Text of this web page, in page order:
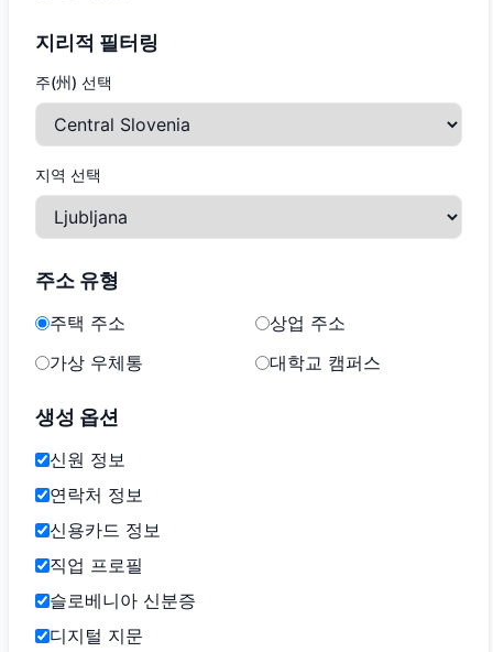
지리적 필터링
주(州) 선택
지역 선택
주소 유형
주택 주소
상업 주소
가상 우체통
대학교 캠퍼스
생성 옵션
신원 정보
연락처 정보
신용카드 정보
직업 프로필
슬로베니아 신분증
디지털 지문